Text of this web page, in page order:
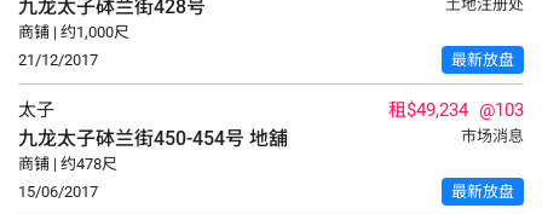
九龙太子砵兰街428号
土地注册处
商铺 | 约1,000尺
21/12/2017
最新放盘
太子 租$49,234 @103
九龙太子砵兰街450-454号 地舖
市场消息
商铺 | 约478尺
15/06/2017
最新放盘